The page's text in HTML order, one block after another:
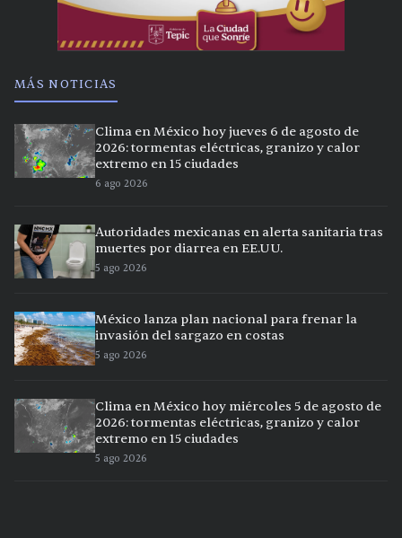
MÁS NOTICIAS
Clima en México hoy jueves 6 de agosto de
2026: tormentas eléctricas, granizo y calor
extremo en 15 ciudades
6 ago 2026
Autoridades mexicanas en alerta sanitaria tras
muertes por diarrea en EE.UU.
5 ago 2026
México lanza plan nacional para frenar la
invasión del sargazo en costas
5 ago 2026
Clima en México hoy miércoles 5 de agosto de
2026: tormentas eléctricas, granizo y calor
extremo en 15 ciudades
5 ago 2026